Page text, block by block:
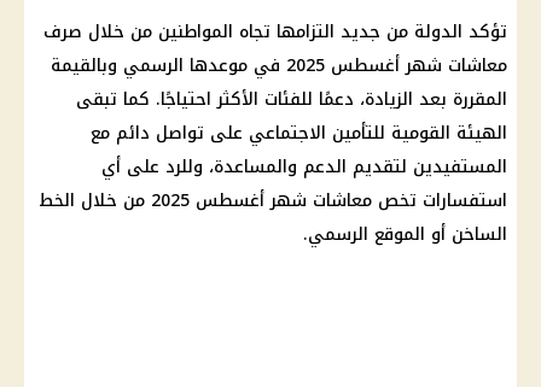
تؤكد الدولة من جديد التزامها تجاه المواطنين من خلال صرف
معاشات شهر أغسطس 2025
في موعدها الرسمي وبالقيمة
المقررة بعد الزيادة، دعمًا للفئات الأكثر احتياجًا. كما تبقى
الهيئة القومية للتأمين الاجتماعي على تواصل دائم مع
المستفيدين لتقديم الدعم والمساعدة، وللرد على أي
استفسارات تخص معاشات شهر أغسطس 2025
من خلال الخط
الساخن أو الموقع الرسمي.